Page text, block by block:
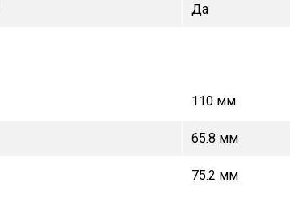
Да
110 мм
65.8 мм
75.2 мм